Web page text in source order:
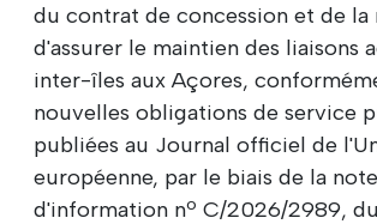
du contrat de concession et de la
d'assurer le maintien des liaisons
inter-îles aux Açores,
nouvelles obligations de service
publiées au Journal officiel de
européenne, par le biais de la note
d'information nº C/2026/2989,